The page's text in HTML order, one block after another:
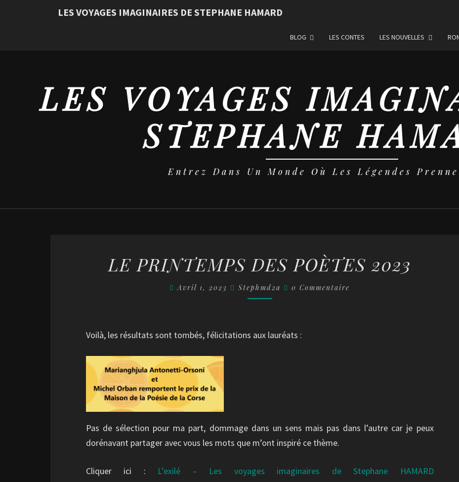
LES VOYAGES IMAGINAIRES DE STEPHANE HAMARD
BLOG LES CONTES LES NOUVELLES
LES VOYAGES
STEPHANE
Entrez Dans Un Monde Où Les Légendes
PRINTEMPS
LE PRINTEMPS DES POÈTES 2023
Avril 1, 2023 Stephmd2a Commentaires
0 Commentaire
Voilà, les résultats sont tombés, félicitations aux lauréats :
Pas de sélection pour ma part, dommage dans un sens mais pas dans l’autre car je peux
dorénavant partager avec vous les mots que m’ont inspiré ce thème.
Cliquer ici : L’exilé – Les voyages imaginaires de Stephane HAMARD